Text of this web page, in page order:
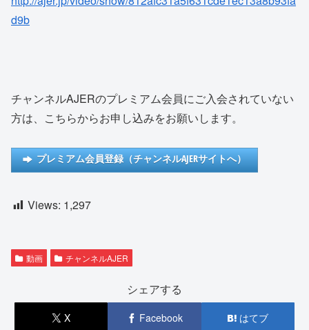
d9b
チャンネルAJERのプレミアム会員にご入会されていない
方は、こちらからお申し込みをお願いします。
プレミアム会員登録（チャンネルAJERサイトへ）
Views: 1,297
動画 チャンネルAJER
シェアする
X Facebook はてブ